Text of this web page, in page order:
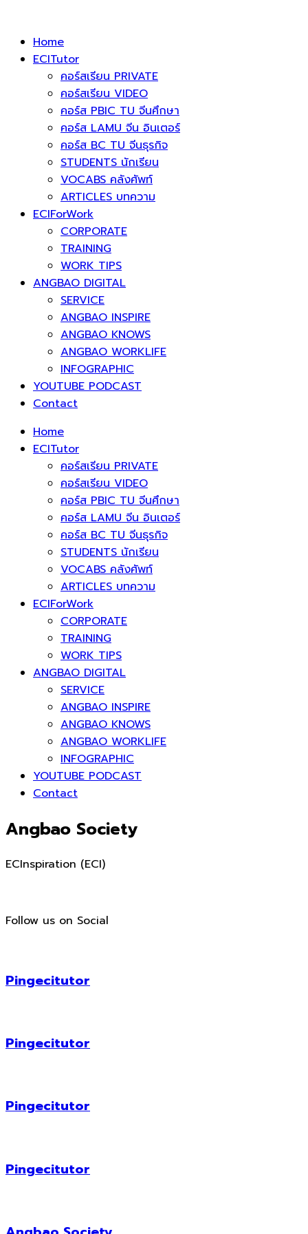
Home
ECITutor
คอร์สเรียน PRIVATE
คอร์สเรียน VIDEO
คอร์ส PBIC TU จีนศึกษา
คอร์ส LAMU จีน อินเตอร์
คอร์ส BC TU จีนธุรกิจ
STUDENTS นักเรียน
VOCABS คลังศัพท์
ARTICLES บทความ
ECIForWork
CORPORATE
TRAINING
WORK TIPS
ANGBAO DIGITAL
SERVICE
ANGBAO INSPIRE
ANGBAO KNOWS
ANGBAO WORKLIFE
INFOGRAPHIC
YOUTUBE PODCAST
Contact
Home
ECITutor
คอร์สเรียน PRIVATE
คอร์สเรียน VIDEO
คอร์ส PBIC TU จีนศึกษา
คอร์ส LAMU จีน อินเตอร์
คอร์ส BC TU จีนธุรกิจ
STUDENTS นักเรียน
VOCABS คลังศัพท์
ARTICLES บทความ
ECIForWork
CORPORATE
TRAINING
WORK TIPS
ANGBAO DIGITAL
SERVICE
ANGBAO INSPIRE
ANGBAO KNOWS
ANGBAO WORKLIFE
INFOGRAPHIC
YOUTUBE PODCAST
Contact
Angbao Society
ECInspiration (ECI)
Follow us on Social
Pingecitutor
Pingecitutor
Pingecitutor
Pingecitutor